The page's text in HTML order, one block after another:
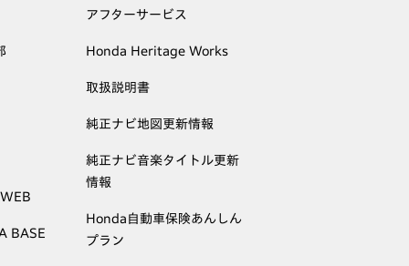
BASE
アフターサービス
Honda Heritage Works
取扱説明書
純正ナビ地図更新情報
純正ナビ音楽タイトル更新
情報
Honda自動車保険あんしん
プラン